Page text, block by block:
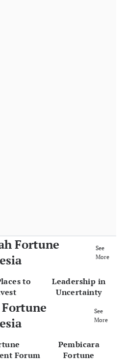
Fortune
See
More
to
Leadership in
Uncertainty
See
More
Forum
Pembicara
Fortune